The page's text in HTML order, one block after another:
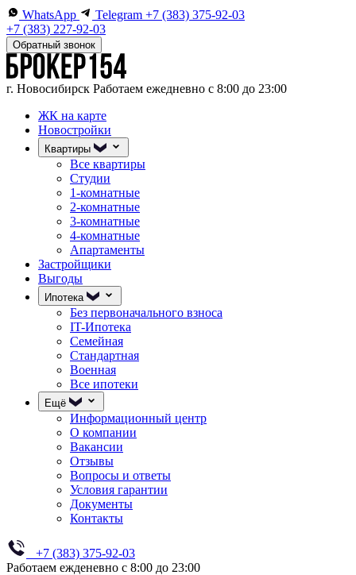
WhatsApp Telegram +7 (383) 375-92-03
+7 (383) 227-92-03
Обратный звонок
г. Новосибирск Работаем ежедневно с 8:00 до 23:00
ЖК на карте
Новостройки
Квартиры
Все квартиры
Студии
1-комнатные
2-комнатные
3-комнатные
4-комнатные
Апартаменты
Застройщики
Выгоды
Ипотека
Без первоначального взноса
IT-Ипотека
Семейная
Стандартная
Военная
Все ипотеки
Ещё
Информационный центр
О компании
Вакансии
Отзывы
Вопросы и ответы
Условия гарантии
Документы
Контакты
+7 (383) 375-92-03
Работаем ежденевно с 8:00 до 23:00